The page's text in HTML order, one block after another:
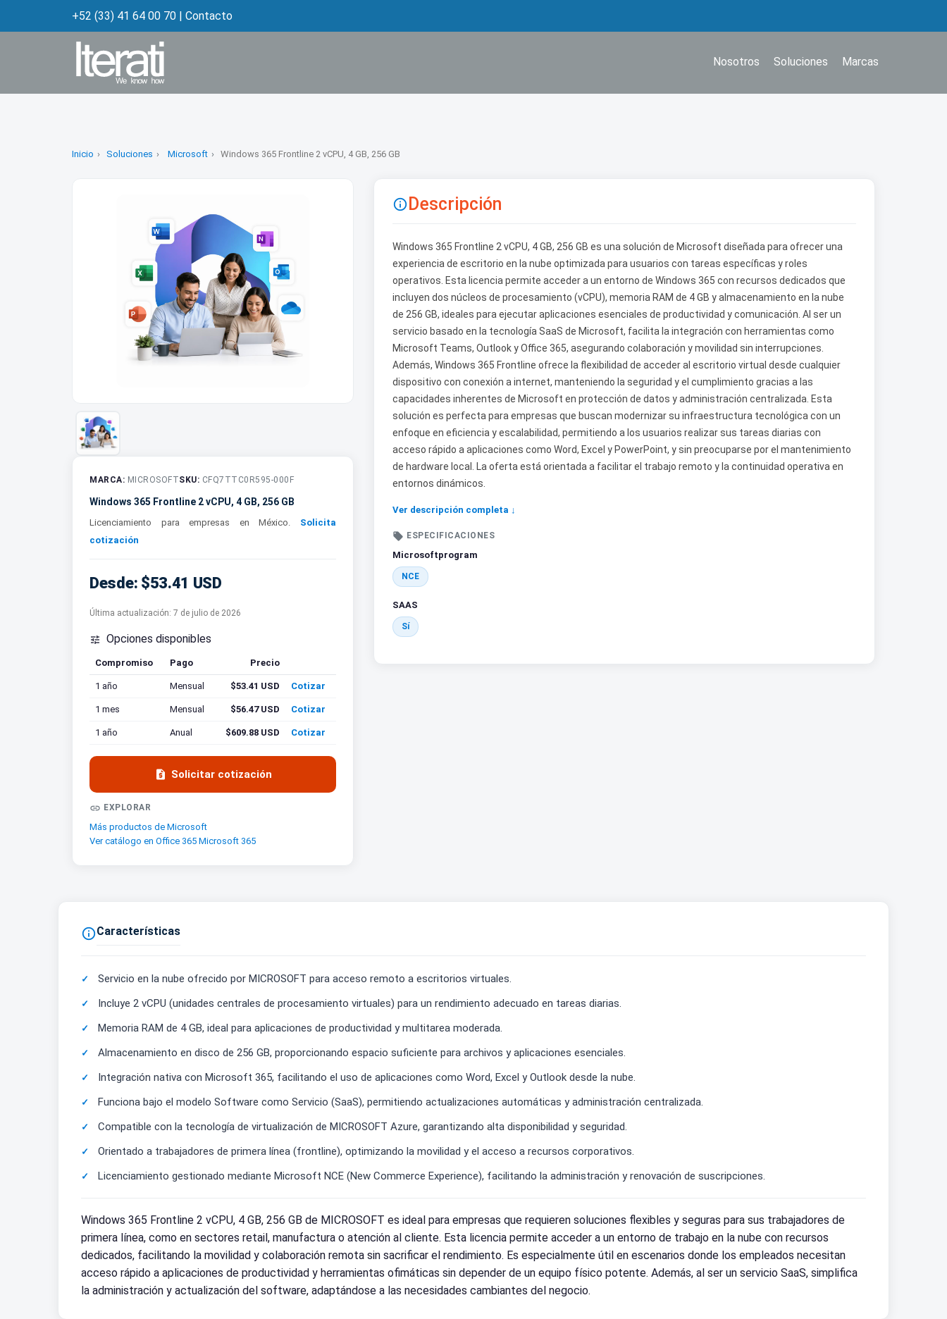
+52 (33) 41 64 00 70 | Contacto
Marcas
Soluciones
Nosotros
Inicio Soluciones Microsoft Windows 365 Frontline 2 vCPU, 4 GB, 256 GB
MARCA: MICROSOFTSKU: CFQ7TTC0R595-000F
Windows 365 Frontline 2 vCPU, 4 GB, 256 GB
Licenciamiento para empresas en México. Solicita
cotización
Desde: $53.41 USD
Última actualización: 7 de julio de 2026
 Opciones disponibles
Compromiso Pago Precio
1 año
Mensual $53.41 USD Cotizar
1 mes Mensual $56.47 USD Cotizar
1 año Anual $609.88 USD Cotizar
 Solicitar cotización
 EXPLORAR
Más productos de Microsoft
Ver catálogo en Office 365 Microsoft 365
 Descripción
Windows 365 Frontline 2 vCPU, 4 GB, 256 GB es una solución de Microsoft diseñada para ofrecer una
experiencia de escritorio en la nube optimizada para usuarios con tareas específicas y roles
operativos. Esta licencia permite acceder a un entorno de Windows 365 con recursos dedicados que
incluyen dos núcleos de procesamiento (vCPU), memoria RAM de 4 GB y almacenamiento en la nube
de 256 GB, ideales para ejecutar aplicaciones esenciales de productividad y comunicación. Al ser un
servicio basado en la tecnología SaaS de Microsoft, facilita la integración con herramientas como
Microsoft Teams, Outlook y Office 365, asegurando colaboración y movilidad sin interrupciones.
Además, Windows 365 Frontline ofrece la flexibilidad de acceder al escritorio virtual desde cualquier
dispositivo con conexión a internet, manteniendo la seguridad y el cumplimiento gracias a las
capacidades inherentes de Microsoft en protección de datos y administración centralizada. Esta
solución es perfecta para empresas que buscan modernizar su infraestructura tecnológica con un
enfoque en eficiencia y escalabilidad, permitiendo a los usuarios realizar sus tareas diarias con
acceso rápido a aplicaciones como Word, Excel y PowerPoint, y sin preocuparse por el mantenimiento
de hardware local. La oferta está orientada a facilitar el trabajo remoto y la continuidad operativa en
entornos dinámicos.
Ver descripción completa ↓
 ESPECIFICACIONES
Microsoftprogram
NCE
SAAS
Sí
Características
Servicio en la nube ofrecido por MICROSOFT para acceso remoto a escritorios virtuales.
Incluye 2 vCPU (unidades centrales de procesamiento virtuales) para un rendimiento adecuado en tareas diarias.
Memoria RAM de 4 GB, ideal para aplicaciones de productividad y multitarea moderada.
Almacenamiento en disco de 256 GB, proporcionando espacio suficiente para archivos y aplicaciones esenciales.
Integración nativa con Microsoft 365, facilitando el uso de aplicaciones como Word, Excel y Outlook desde la nube.
Funciona bajo el modelo Software como Servicio (SaaS), permitiendo actualizaciones automáticas y administración centralizada.
Compatible con la tecnología de virtualización de MICROSOFT Azure, garantizando alta disponibilidad y seguridad.
Orientado a trabajadores de primera línea (frontline), optimizando la movilidad y el acceso a recursos corporativos.
Licenciamiento gestionado mediante Microsoft NCE (New Commerce Experience), facilitando la administración y renovación de suscripciones.
Windows 365 Frontline 2 vCPU, 4 GB, 256 GB de MICROSOFT es ideal para empresas que requieren soluciones flexibles y seguras para sus trabajadores de
primera línea, como en sectores retail, manufactura o atención al cliente. Esta licencia permite acceder a un entorno de trabajo en la nube con recursos
dedicados, facilitando la movilidad y colaboración remota sin sacrificar el rendimiento. Es especialmente útil en escenarios donde los empleados necesitan
acceso rápido a aplicaciones de productividad y herramientas ofimáticas sin depender de un equipo físico potente. Además, al ser un servicio SaaS, simplifica
la administración y actualización del software, adaptándose a las necesidades cambiantes del negocio.